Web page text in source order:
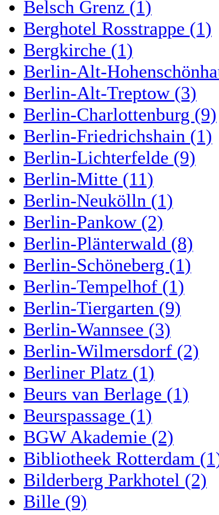
Belsch Grenz (1)
Berghotel Rosstrappe (1)
Bergkirche (1)
Berlin-Alt-
Berlin-Alt-Treptow (3)
Berlin-Charlottenburg (9)
Berlin-Friedrichshain (1)
Berlin-Lichterfelde (9)
Berlin-Mitte (11)
Berlin-Neukölln (1)
Berlin-Pankow (2)
Berlin-Plänterwald (8)
Berlin-Schöneberg (1)
Berlin-Tempelhof (1)
Berlin-Tiergarten (9)
Berlin-Wannsee (3)
Berlin-Wilmersdorf (2)
Berliner Platz (1)
Beurs van Berlage (1)
Beurspassage (1)
BGW Akademie (2)
Bibliotheek Rotterdam
Bilderberg Parkhotel (2)
Bille (9)